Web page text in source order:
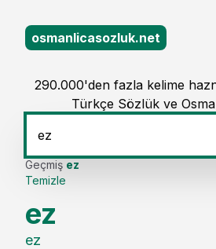
osmanlicasozluk.net
290.000'den fazla kelime
Türkçe Sözlük ve
Geçmiş
Temizle
ez
ez
ez